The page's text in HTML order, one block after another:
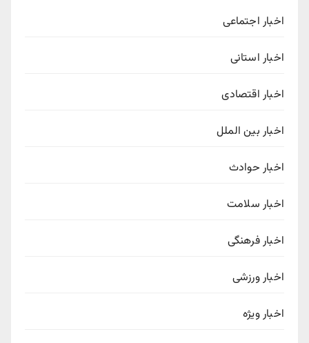
اخبار اجتماعی
اخبار استانی
اخبار اقتصادی
اخبار بین الملل
اخبار حوادث
اخبار سلامت
اخبار فرهنگی
اخبار ورزشی
اخبار ویژه